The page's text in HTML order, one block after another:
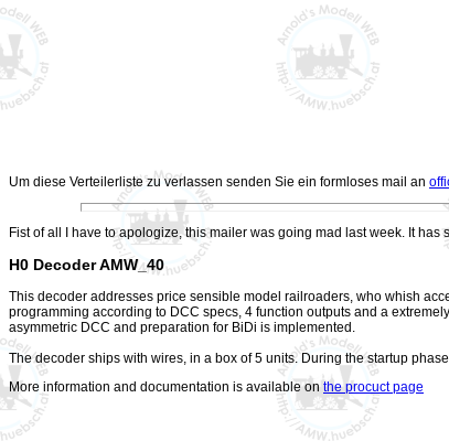
Um diese Verteilerliste zu verlassen senden Sie ein formloses mail an
Fist of all I have to apologize, this mailer was going mad last week. It
H0 Decoder AMW_40
This decoder addresses price sensible model railroaders, who whish
programming according to DCC specs, 4 function outputs and a
asymmetric DCC and preparation for BiDi is implemented.
The decoder ships with wires, in a box of 5 units. During the startup
More information and documentation is available on the procuct page